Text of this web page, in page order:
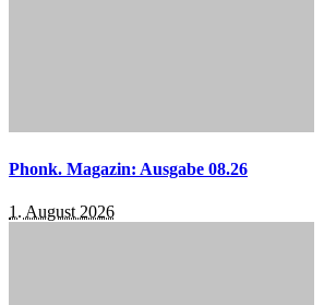
Phonk. Magazin: Ausgabe 08.26
1. August 2026